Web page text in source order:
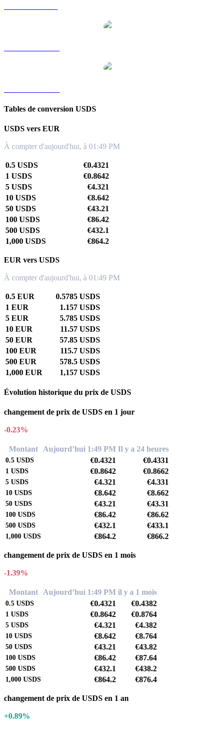
Tables de conversion USDS
USDS vers EUR
À compter d'aujourd'hui, à 01:49 PM
0.5 USDS
€0.4321
1 USDS
€0.8642
5 USDS
€4.321
10 USDS
€8.642
50 USDS
€43.21
100 USDS
€86.42
500 USDS
€432.1
1,000 USDS
€864.2
EUR vers USDS
À compter d'aujourd'hui, à 01:49 PM
0.5 EUR
0.5785 USDS
1 EUR
1.157 USDS
5 EUR
5.785 USDS
10 EUR
11.57 USDS
50 EUR
57.85 USDS
100 EUR
115.7 USDS
500 EUR
578.5 USDS
1,000 EUR
1,157 USDS
Évolution historique du prix de USDS
changement de prix de USDS en 1 jour
-0.23%
Montant Aujourd’hui 1:49 PM Il y a 24 heures
0.5 USDS €0.4321 €0.4331
1 USDS €0.8642 €0.8662
5 USDS €4.321 €4.331
10 USDS €8.642 €8.662
50 USDS €43.21 €43.31
100 USDS €86.42 €86.62
500 USDS €432.1 €433.1
1,000 USDS €864.2 €866.2
changement de prix de USDS en 1 mois
-1.39%
Montant Aujourd’hui 1:49 PM il y a 1 mois
0.5 USDS €0.4321 €0.4382
1 USDS €0.8642 €0.8764
5 USDS €4.321 €4.382
10 USDS €8.642 €8.764
50 USDS €43.21 €43.82
100 USDS €86.42 €87.64
500 USDS €432.1 €438.2
1,000 USDS €864.2 €876.4
changement de prix de USDS en 1 an
+0.89%